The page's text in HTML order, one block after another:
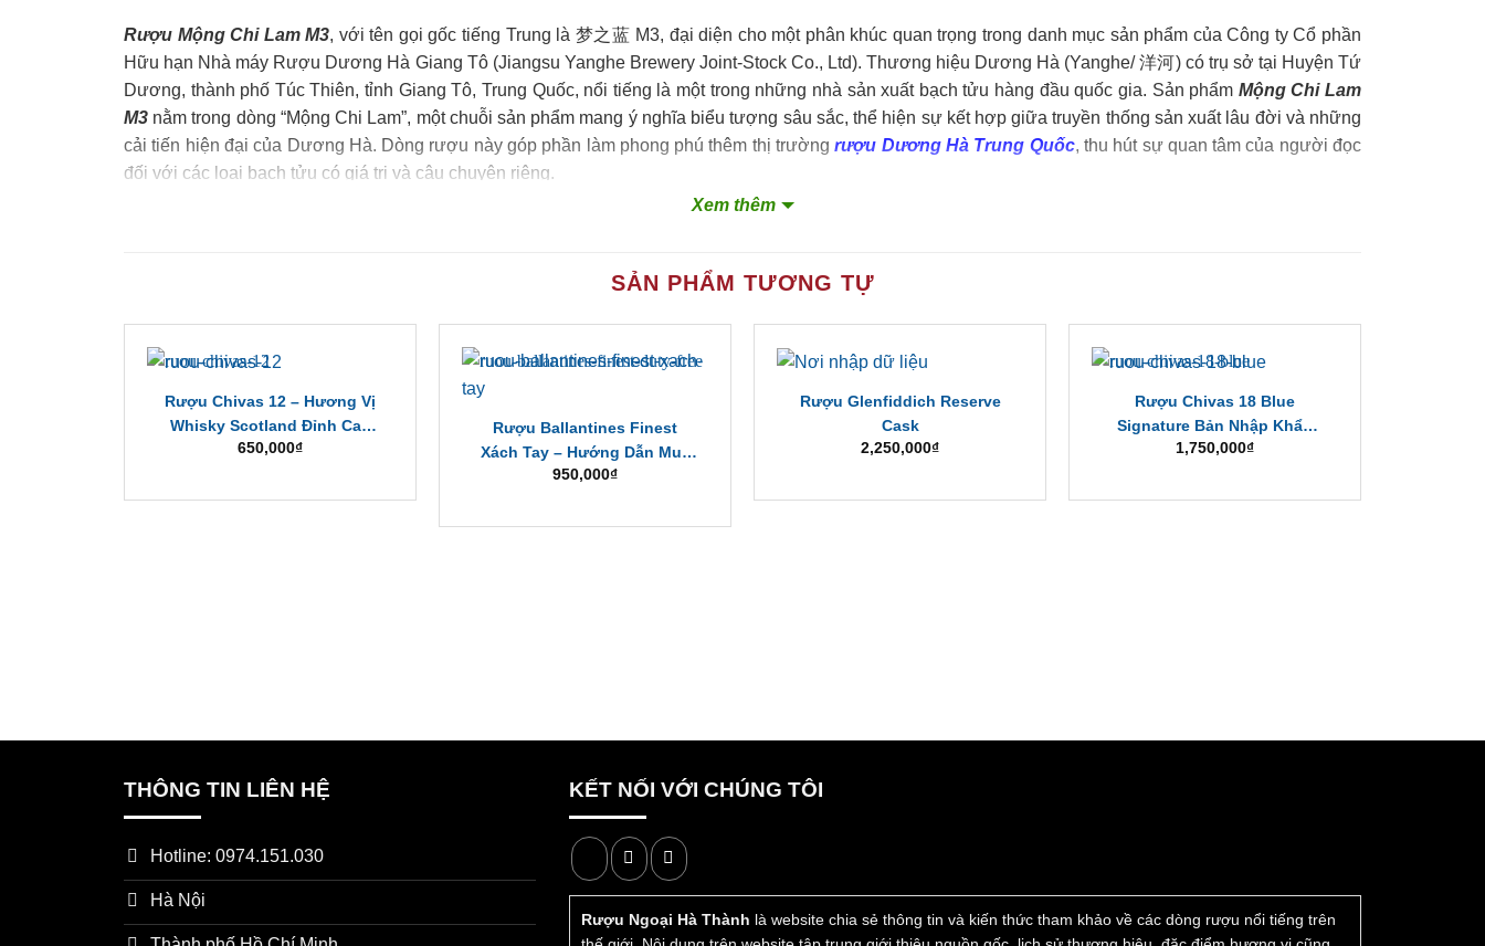
Rượu Mộng Chi Lam M3, với tên gọi gốc tiếng Trung là 梦之蓝 M3, đại diện cho một phân khúc quan trọng trong danh mục sản phẩm của Công ty Cổ phần
Hữu hạn Nhà máy Rượu Dương Hà Giang Tô (Jiangsu Yanghe Brewery Joint-Stock Co., Ltd). Thương hiệu Dương Hà (Yanghe/ 洋河) có trụ sở tại Huyện Tứ
Dương, thành phố Túc Thiên, tỉnh Giang Tô, Trung Quốc, nổi tiếng là một trong những nhà sản xuất bạch tửu hàng đầu quốc gia. Sản phẩm Mộng Chi Lam
M3 nằm trong dòng “Mộng Chi Lam”, một chuỗi sản phẩm mang ý nghĩa biểu tượng sâu sắc, thể hiện sự kết hợp giữa truyền thống sản xuất lâu đời và những
cải tiến hiện đại của Dương Hà. Dòng rượu này góp phần làm phong phú thêm thị trườngrượu Dương Hà Trung Quốc, thu hút sự quan tâm của người đọc
đối với các loại bạch tửu có giá trị và câu chuyện riêng.
2. Thông số kỹ thuật chi tiết của rượu Mộng Chi Lam M3
Dưới đây là bảng thông tin chi tiết về Rượu Ngoại Hà Thành
tổng hợp dựa trên dữ liệu từ nhà sản xuất, nhằm cung cấp cái nhìn
rõ ràng cho người đọc:
TIÊU CHÍ THÔNG SỐ CHI TIẾT
Huyện Tứ Dương (Siyang County), thành phố Túc Thiên (Suqian), tỉnh Giang Tô (Jiangsu), Trung Quốc
Thông số kỹ thuật chi tiết của rượu Mộng Chi Lam M3
Xem thêm
SẢN PHẨM TƯƠNG TỰ
Rượu Chivas 12 – Hương Vị
Whisky Scotland Đỉnh Cao
Cho Người Sành Điệu
650,000₫
Rượu Ballantines Finest
Xách Tay – Hướng Dẫn Mua
Và Đánh Giá Chi Tiết
950,000₫
Rượu Glenfiddich Reserve
Cask
2,250,000₫
Rượu Chivas 18 Blue
Signature Bản Nhập Khẩu
Chính Hãng
1,750,000₫
THÔNG TIN LIÊN HỆ
Hotline: 0974.151.030
Hà Nội
KẾT NỐI VỚI CHÚNG TÔI
Rượu Ngoại Hà Thành là website chia sẻ thông tin và kiến thức tham khảo về các dòng rượu nổi tiếng trên